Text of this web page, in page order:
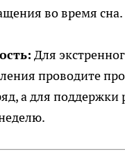
во время сна.
Для
проводите
а для поддержки